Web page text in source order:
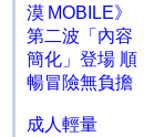
漠 MOBILE》
第二波「內容
簡化」登場 順
暢冒險無負擔
成人輕量